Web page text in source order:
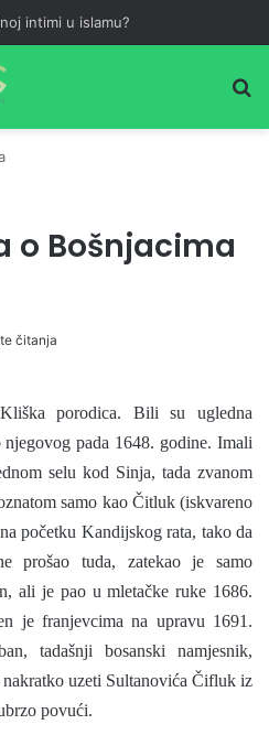
intimi u islamu?
o Bošnjacima
čitanja
porodica. Bili su ugledna
pada 1648. godine. Imali
selu kod Sinja, tada zvanom
samo kao Čitluk (iskvareno
početku Kandijskog rata, tako da
prošao tuda, zatekao je samo
ali je pao u mletačke ruke 1686.
je franjevcima na upravu 1691.
tadašnji bosanski namjesnik,
uzeti Sultanovića Čifluk iz
povući.